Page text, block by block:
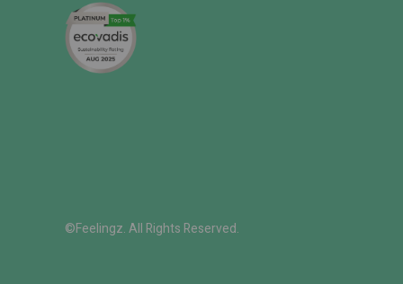
©Feelingz. All Rights Reserved.